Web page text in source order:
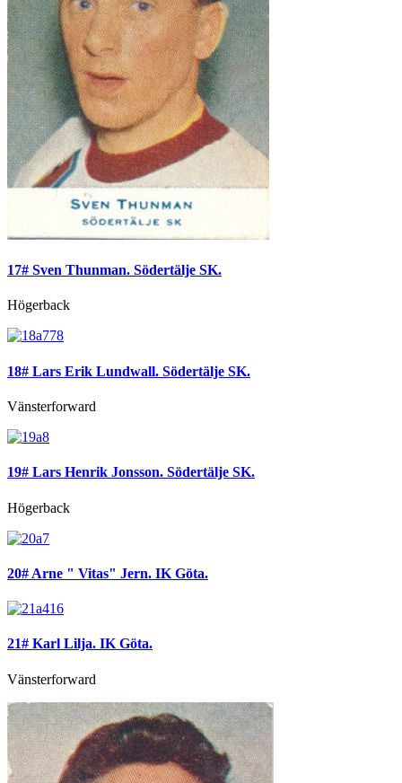
17# Sven Thunman. Södertälje SK.
Högerback
18# Lars Erik Lundwall. Södertälje SK.
Vänsterforward
19# Lars Henrik Jonsson. Södertälje SK.
Högerback
20# Arne " Vitas" Jern. IK Göta.
21# Karl Lilja. IK Göta.
Vänsterforward